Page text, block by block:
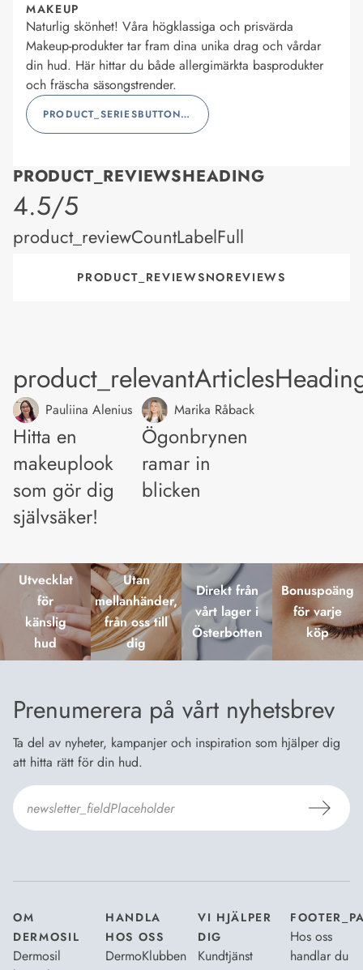
MAKEUP
Naturlig skönhet! Våra högklassiga och prisvärda
Makeup-produkter tar fram dina unika drag och vårdar
din hud. Här hittar du både allergimärkta basprodukter
och fräscha säsongstrender.
PRODUCT_SERIESBUTTONLABEL
PRODUCT_REVIEWSHEADING
product_rating
4.5/5
product_reviewCountLabelFull
PRODUCT_REVIEWSNOREVIEWS
Pauliina Alenius
Hitta en
makeuplook
som gör dig
självsäker!
Marika Råback
Ögonbrynen
ramar in
blicken
Utvecklat
för
känslig
hud
Utan
mellanhänder,
från oss till
dig
Direkt från
vårt lager i
Österbotten
Bonuspoäng
för varje
köp
Prenumerera på vårt nyhetsbrev
Ta del av nyheter, kampanjer och inspiration som hjälper dig
att hitta rätt för din hud.
OM
DERMOSIL
Dermosil
HANDLA
HOS OSS
DermoKlubben
VI HJÄLPER
DIG
Kundtjänst
Hos oss
handlar du